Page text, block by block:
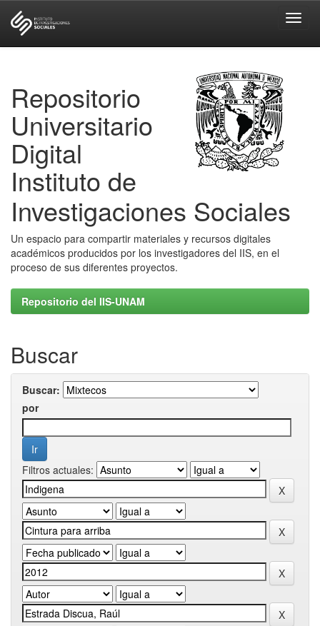
Repositorio
Universitario
Digital
Instituto de
Investigaciones Sociales
Un espacio para compartir materiales y recursos digitales
académicos producidos por los investigadores del IIS, en el
proceso de sus diferentes proyectos.
Repositorio del IIS-UNAM
Buscar
Buscar:
por
Filtros actuales: